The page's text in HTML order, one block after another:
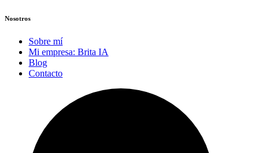
Nosotros
Sobre mí
Mi empresa: Brita IA
Blog
Contacto